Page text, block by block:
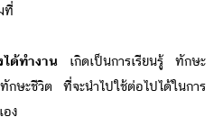
ที่
ได้ทำงาน
เกิดเป็นการเรียนรู้ ทักษะ
ษะชีวิต ที่จะนำไปใช้ต่อไปได้ในการ
ง